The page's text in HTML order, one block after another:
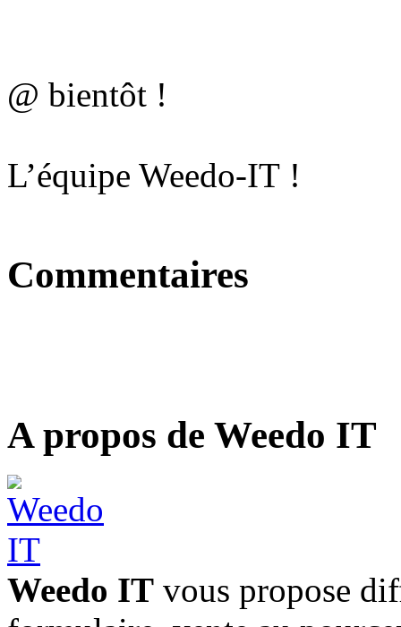
@ bientôt !
L’équipe Weedo-IT !
Commentaires
A propos de Weedo IT
Weedo IT vous propose